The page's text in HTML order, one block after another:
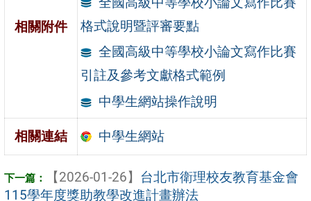
相關附件
格式說明暨評審要點
全國高級中等學校小論文寫作比賽
引註及參考文獻格式範例
中學生網站操作說明
相關連結 中學生網站
【2026-01-26】 台北市衛理校友教育基金會
115學年度獎助教學改進計畫辦法